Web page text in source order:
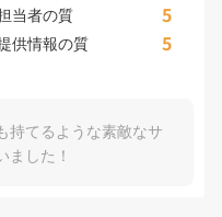
当者の質 5
供情報の質 5
持てるような素敵なサ
ました！